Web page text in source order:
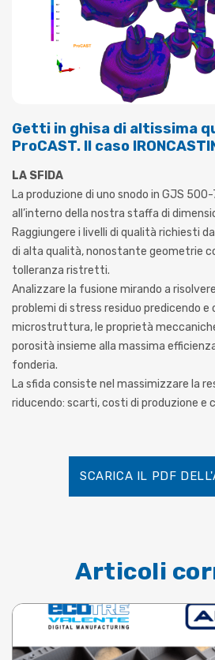
Getti in ghisa di altissima
ProCAST. Il caso
LA SFIDA
La produzione di uno snodo in GJS
all’interno della nostra staffa di
Raggiungere i livelli di qualità richiesti
di alta qualità, nonostante geometrie
tolleranza ristretti.
Analizzare la fusione mirando a
problemi di stress residuo predicendo
microstruttura, le proprietà
porosità insieme alla massima
fonderia.
La sfida consiste nel massimizzare la
riducendo: scarti, costi di produzione e
SCARICA IL PDF
Articoli